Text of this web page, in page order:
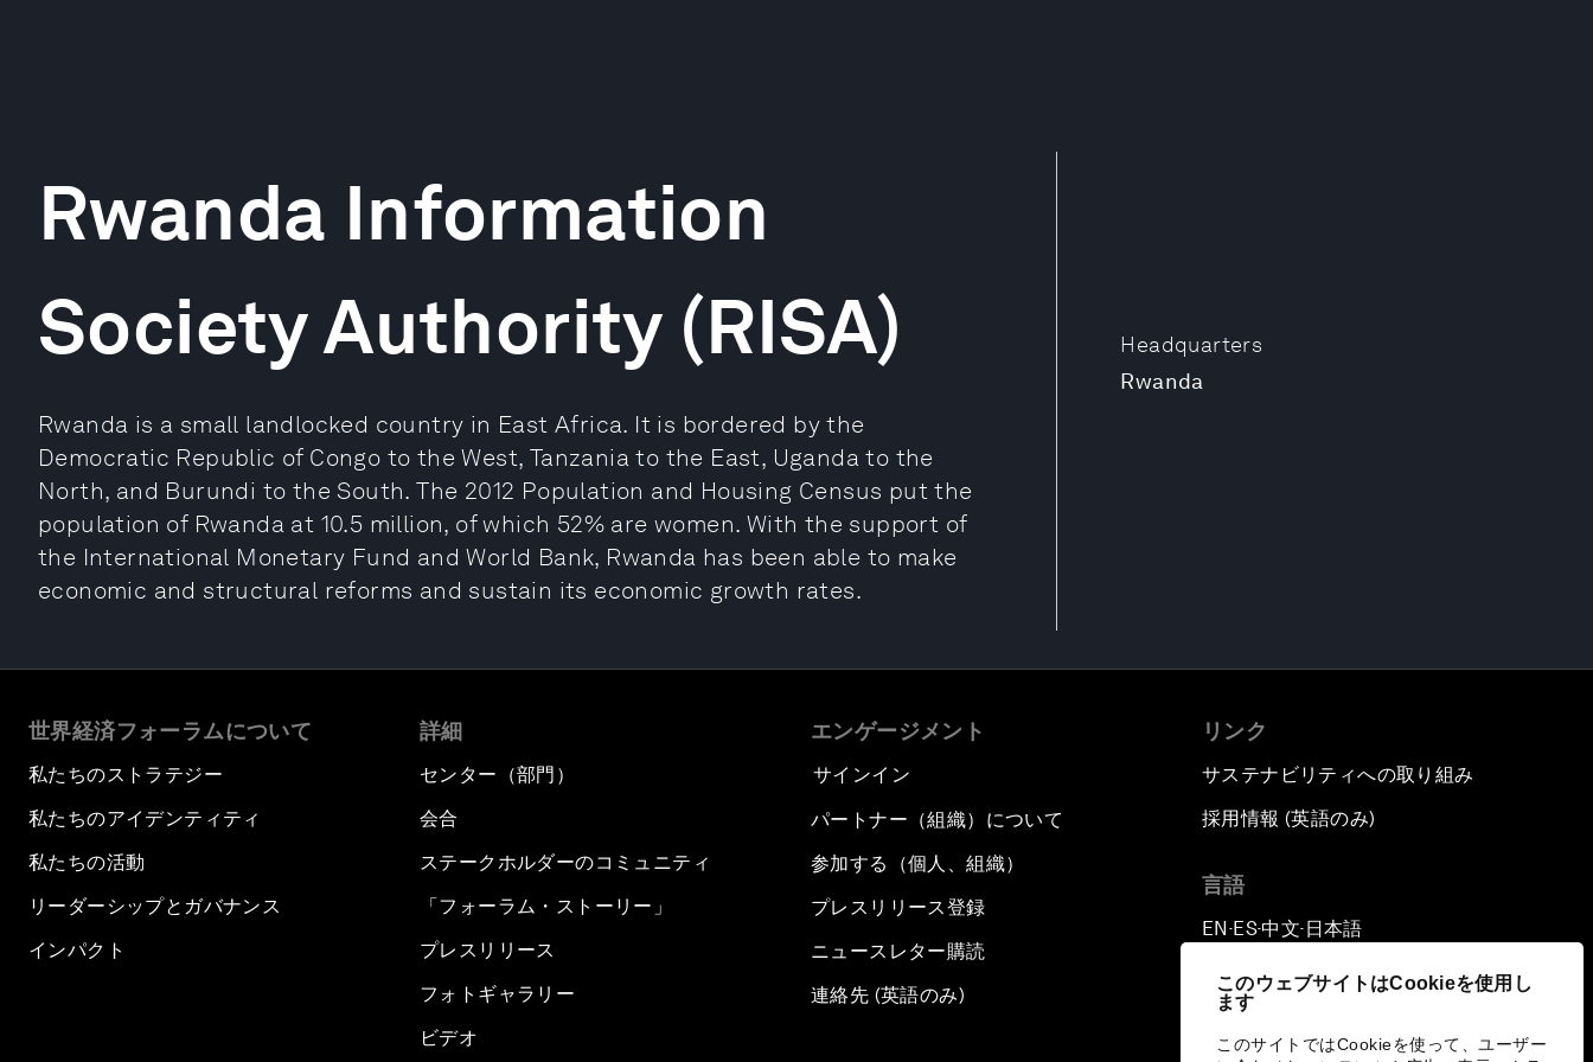
このウェブサイトはCookieを使用し
ます
このサイトではCookieを使って、ユーザー
Headquarters
Rwanda
Rwanda Information
Society Authority (RISA)
Rwanda is a small landlocked country in East Africa. It is bordered by the
Democratic Republic of Congo to the West, Tanzania to the East, Uganda to the
North, and Burundi to the South. The 2012 Population and Housing Census put the
population of Rwanda at 10.5 million, of which 52% are women. With the support of
the International Monetary Fund and World Bank, Rwanda has been able to make
economic and structural reforms and sustain its economic growth rates.
世界経済フォーラムについて
私たちのストラテジー
私たちのアイデンティティ
私たちの活動
リーダーシップとガバナンス
インパクト
詳細
センター（部門）
会合
ステークホルダーのコミュニティ
「フォーラム・ストーリー」
プレスリリース
フォトギャラリー
ビデオ
エンゲージメント
サインイン
パートナー（組織）について
参加する（個人、組織）
プレスリリース登録
ニュースレター購読
連絡先 (英語のみ)
リンク
サステナビリティへの取り組み
採用情報 (英語のみ)
言語
EN ▪ES▪中文▪ 日本語